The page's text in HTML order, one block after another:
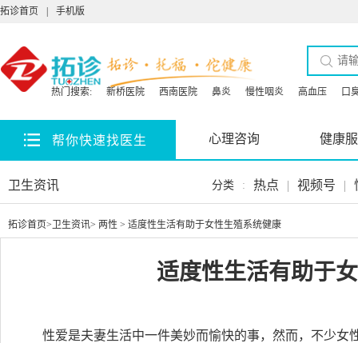
拓诊首页 手机版
热门搜索: 新桥医院 西南医院 鼻炎 慢性咽炎 高血压 口
帮你快速找医生 心理咨询 健康
卫生资讯 分类 : 热点 | 视频号 |
拓诊首页> 卫生资讯> 两性 > 适度性生活有助于女性生殖系统健康
适度性生活有助于
性爱是夫妻生活中一件美妙而愉快的事，然而，不少